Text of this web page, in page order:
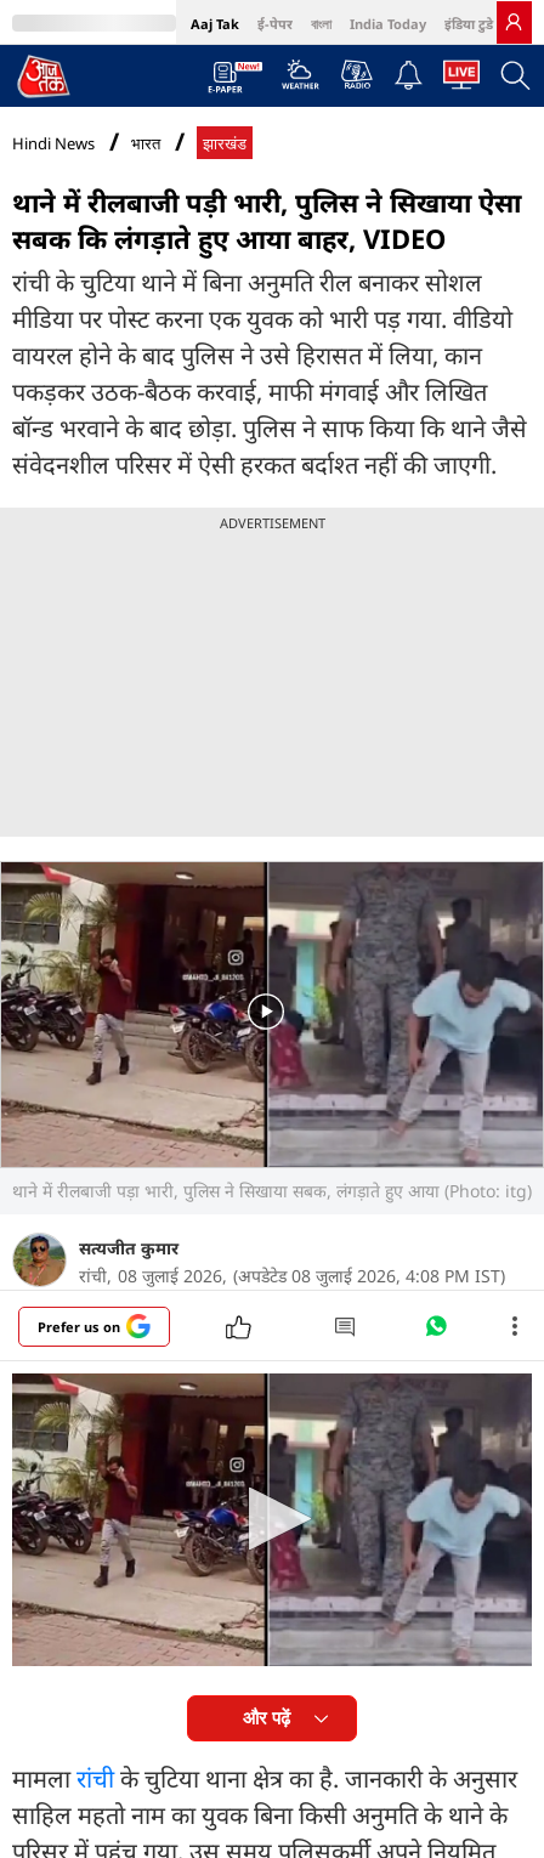
Aaj Tak ई-पेपर বাংলা India Today इंडिया टुडे हिंदी
MumbaiTak Cosmopolitan Harper's Bazaar Northeast
Hindi News भारत झारखंड
थाने में रीलबाजी पड़ी भारी, पुलिस ने सिखाया ऐसा
सबक कि लंगड़ाते हुए आया बाहर, VIDEO
रांची के चुटिया थाने में बिना अनुमति रील बनाकर सोशल
मीडिया पर पोस्ट करना एक युवक को भारी पड़ गया. वीडियो
वायरल होने के बाद पुलिस ने उसे हिरासत में लिया, कान
पकड़कर उठक-बैठक करवाई, माफी मंगवाई और लिखित
बॉन्ड भरवाने के बाद छोड़ा. पुलिस ने साफ किया कि थाने जैसे
संवेदनशील परिसर में ऐसी हरकत बर्दाश्त नहीं की जाएगी.
ADVERTISEMENT
थाने में रीलबाजी पड़ा भारी, पुलिस ने सिखाया सबक, लंगड़ाते हुए आया (Photo: itg)
सत्यजीत कुमार
रांची, 08 जुलाई 2026, (अपडेटेड 08 जुलाई 2026, 4:08 PM IST)
Prefer us on
सोशल मीडिया पर लाइक्स, व्यूज और वायरल होने की होड़ में
लोग किस हद तक जा रहे हैं, इसकी एक और मिसाल झारखंड
की राजधानी रांची में देखने को मिली. यहां एक युवक ने पुलिस
थाने के अंदर घुसकर पंजाबी गाने पर रील बनाई और उसे
सोशल मीडिया पर अपलोड कर दिया. वीडियो वायरल होते ही
पुलिस हरकत में आई और युवक को हिरासत में लेकर ऐसा
सबक सिखाया कि अब वह दोबारा ऐसी गलती करने से पहले
कई बार सोचेगा.
और पढ़ें
मामलारांचीके चुटिया थाना क्षेत्र का है. जानकारी के अनुसार
साहिल महतो नाम का युवक बिना किसी अनुमति के थाने के
परिसर में पहुंच गया. उस समय पुलिसकर्मी अपने नियमित